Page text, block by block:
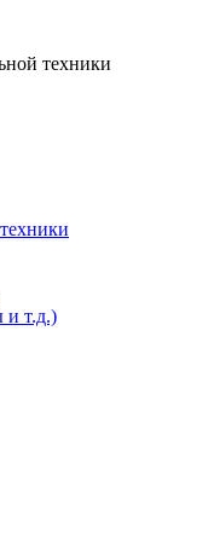
техники
и т.д.)